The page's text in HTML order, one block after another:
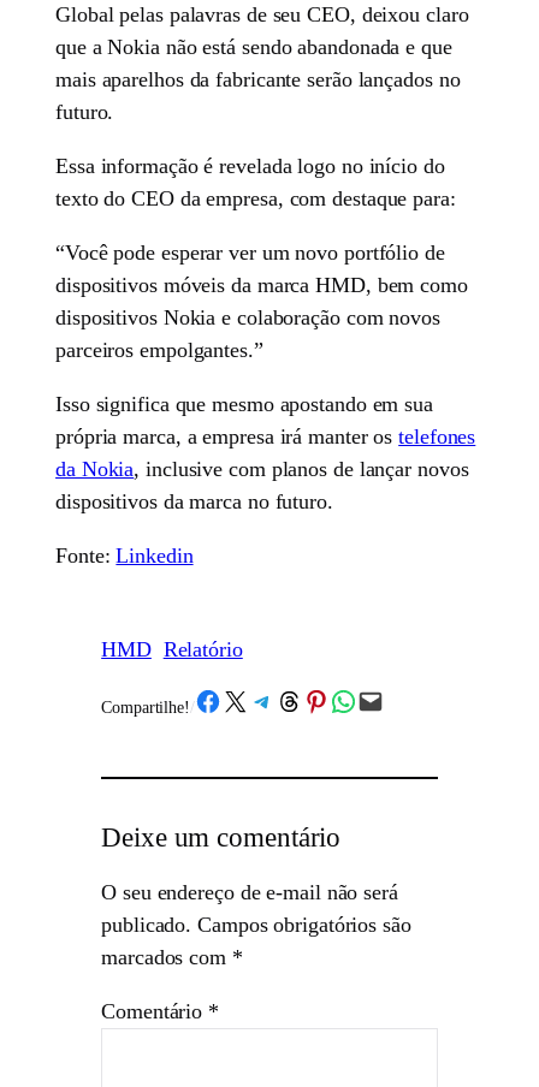
Global pelas palavras de seu CEO, deixou claro
que a Nokia não está sendo abandonada e que
mais aparelhos da fabricante serão lançados no
futuro.
Essa informação é revelada logo no início do
texto do CEO da empresa, com destaque para:
“Você pode esperar ver um novo portfólio de
dispositivos móveis da marca HMD, bem como
dispositivos Nokia e colaboração com novos
parceiros empolgantes.”
Isso significa que mesmo apostando em sua
própria marca, a empresa irá manter ostelefones
da Nokia, inclusive com planos de lançar novos
dispositivos da marca no futuro.
Fonte:Linkedin
HMD Relatório
Compartilhe! /Share on Facebook
Share on X Share on Telegram
Share on Threads
Share on Pinterest
Share on WhatsApp
Email this Page
Deixe um comentário
O seu endereço de e-mail não será
publicado. Campos obrigatórios são
marcados com *
Comentário *